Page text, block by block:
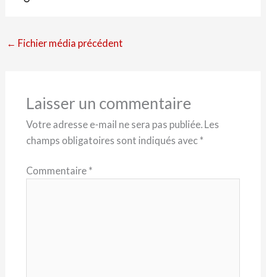
← Fichier média précédent
Laisser un commentaire
Votre adresse e-mail ne sera pas publiée. Les
champs obligatoires sont indiqués avec *
Commentaire *